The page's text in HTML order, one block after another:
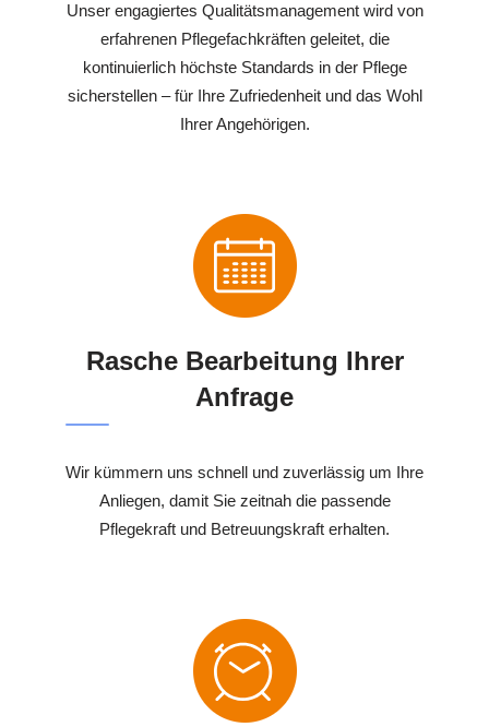
Unser engagiertes Qualitätsmanagement wird von
erfahrenen Pflegefachkräften geleitet, die
kontinuierlich höchste Standards in der Pflege
sicherstellen – für Ihre Zufriedenheit und das Wohl
Ihrer Angehörigen.
Rasche Bearbeitung Ihrer
Anfrage
Wir kümmern uns schnell und zuverlässig um Ihre
Anliegen, damit Sie zeitnah die passende
Pflegekraft und Betreuungskraft erhalten.